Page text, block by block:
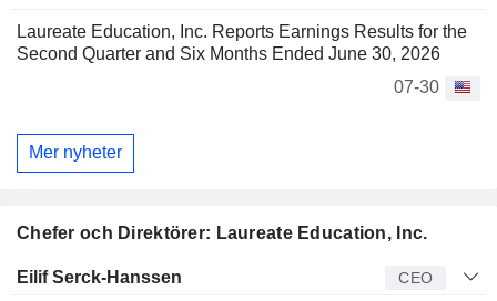
Laureate Education, Inc. Reports Earnings Results for the
Second Quarter and Six Months Ended June 30, 2026
07-30
Mer nyheter
Chefer och Direktörer: Laureate Education, Inc.
Verkställande
Eilif Serck-Hanssen CEO